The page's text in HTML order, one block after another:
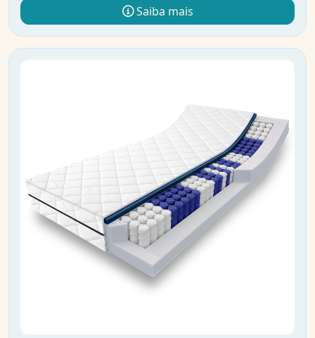
Saiba mais